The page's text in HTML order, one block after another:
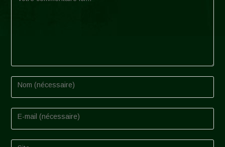
Enter
your
name
or
username
to
Enter
your
email
address
Saisir